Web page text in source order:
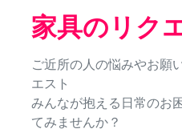
家具のリク
ご近所の人の悩みやお願
エスト
みんなが抱える日常のお
てみませんか？